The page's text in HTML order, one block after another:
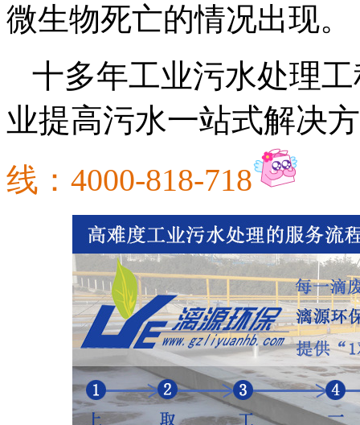
微生物死亡的情况出现。
十多年工业污水处理
业提高污水一站式解决
线：4000-818-718